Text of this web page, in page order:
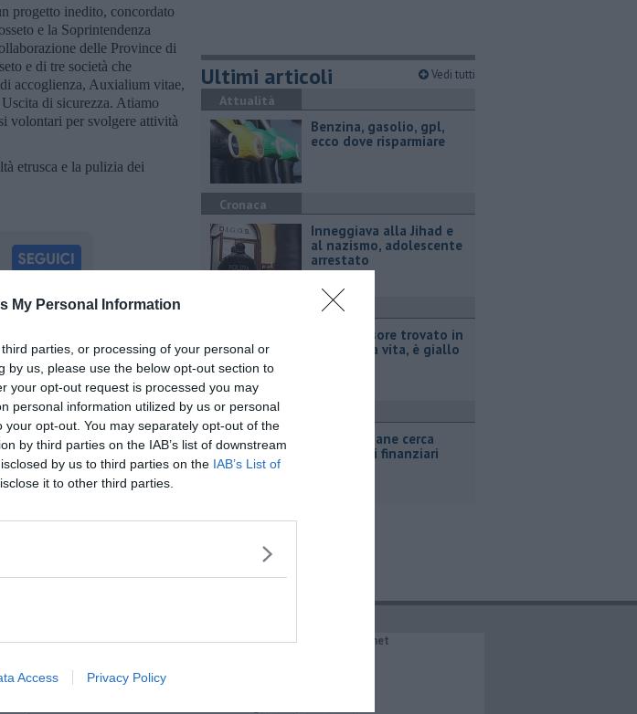
My Personal Information
parties, or processing of your personal or
by us, please use the below opt-out section to
your opt-out request is processed you may
personal information utilized by us or personal
opt-out. You may separately opt-out of the
by third parties on the IAB’s list of downstream
by us to third parties on the IAB’s List of
it to other third parties.
Access Privacy Policy
progetto inedito, concordato
e la Soprintendenza
delle Province di
e di tre società che
accoglienza, Auxialium vitae,
di sicurezza. Atiamo
volontari per svolgere attività
etrusca e la pulizia dei
Ultimi articoli Vedi tutti
Attualità
​Benzina, gasolio, gpl,
ecco dove risparmiare
Cronaca
Inneggiava alla Jihad e
al nazismo, adolescente
arrestato
Ex professore trovato in
casa senza vita, è giallo
Lavoro
Poste Italiane cerca
consulenti finanziari
RUBRICHE
Più Letti della settimana
Più Letti del mese
IL NETWORK QuiNews.net